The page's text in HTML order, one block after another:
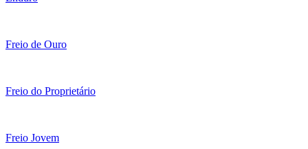
Freio de Ouro
Freio do Proprietário
Freio Jovem